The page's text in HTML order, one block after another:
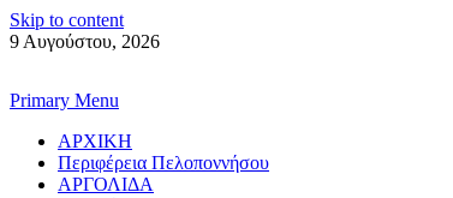
Skip to content
9 Αυγούστου, 2026
Primary Menu
ΑΡΧΙΚΗ
Περιφέρεια Πελοποννήσου
ΑΡΓΟΛΙΔΑ